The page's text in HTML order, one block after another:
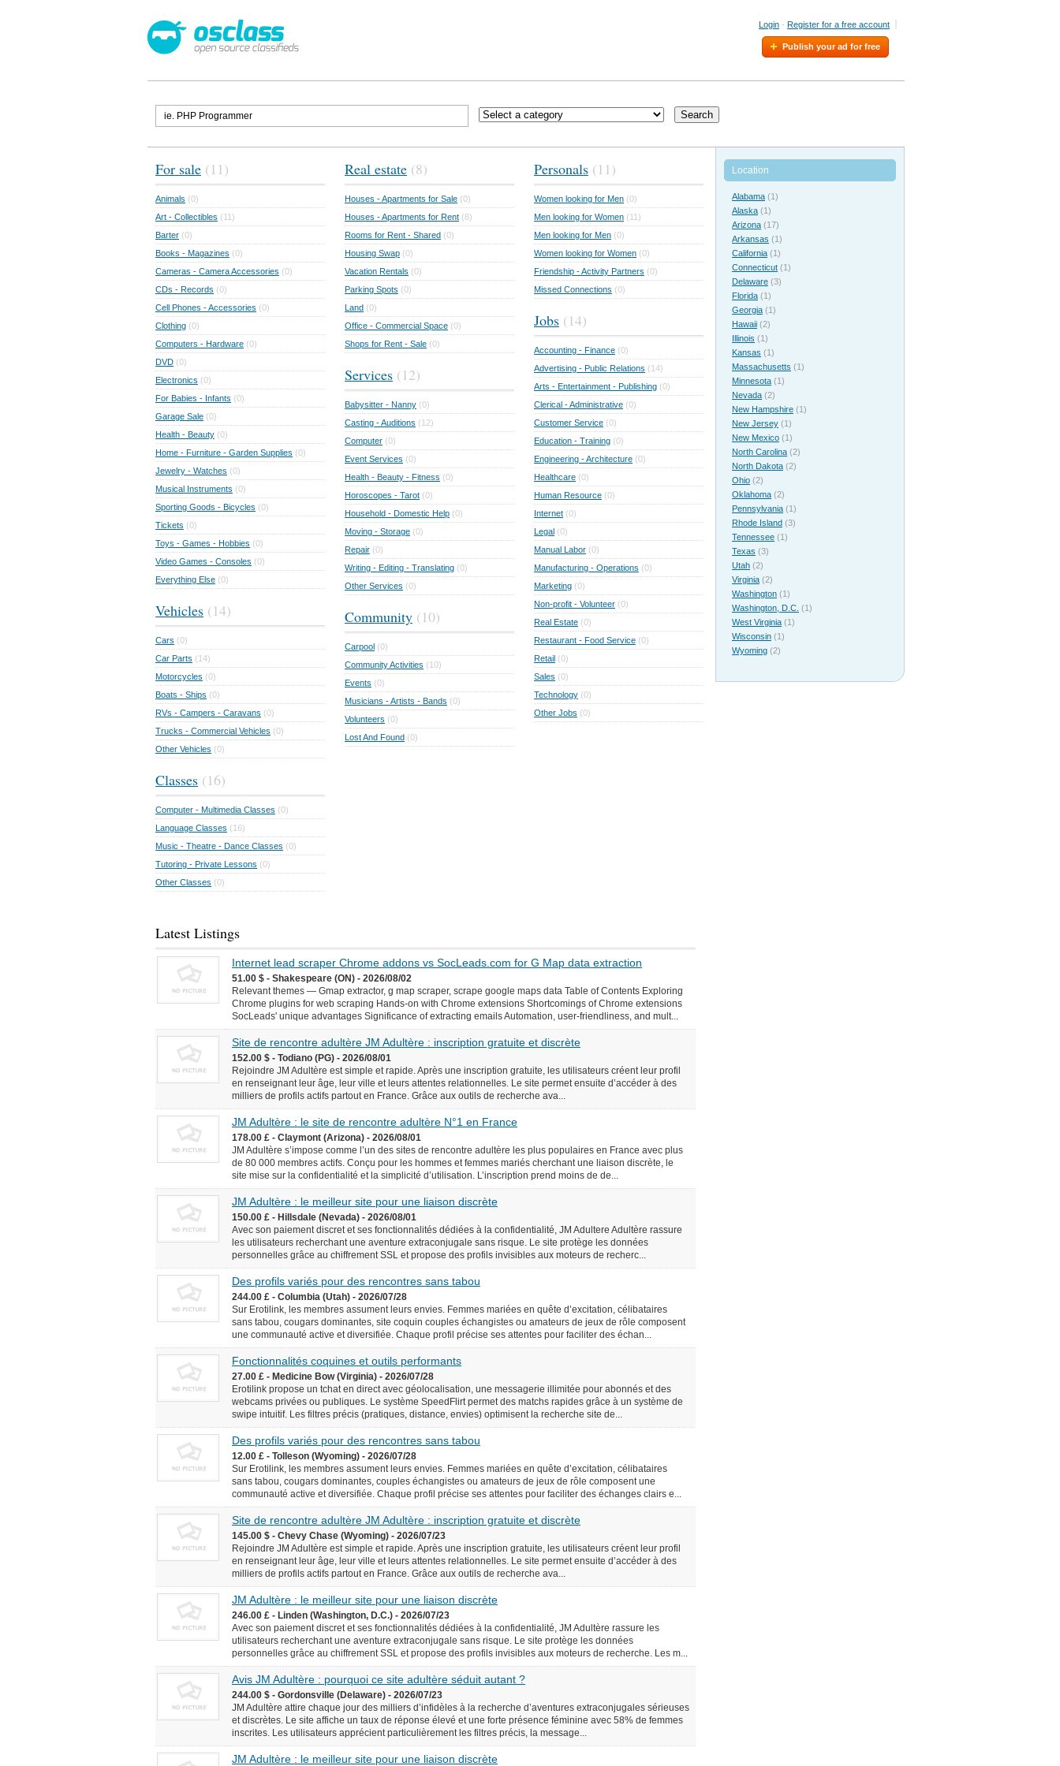
Login · Register for a free account
Publish your ad for free
Search
For sale (11)
Animals (0)
Art - Collectibles (11)
Barter (0)
Books - Magazines (0)
Cameras - Camera Accessories (0)
CDs - Records (0)
Cell Phones - Accessories (0)
Clothing (0)
Computers - Hardware (0)
DVD (0)
Electronics (0)
For Babies - Infants (0)
Garage Sale (0)
Health - Beauty (0)
Home - Furniture - Garden Supplies (0)
Jewelry - Watches (0)
Musical Instruments (0)
Sporting Goods - Bicycles (0)
Tickets (0)
Toys - Games - Hobbies (0)
Video Games - Consoles (0)
Everything Else (0)
Vehicles (14)
Cars (0)
Car Parts (14)
Motorcycles (0)
Boats - Ships (0)
RVs - Campers - Caravans (0)
Trucks - Commercial Vehicles (0)
Other Vehicles (0)
Classes (16)
Computer - Multimedia Classes (0)
Language Classes (16)
Music - Theatre - Dance Classes (0)
Tutoring - Private Lessons (0)
Other Classes (0)
Real estate (8)
Houses - Apartments for Sale (0)
Houses - Apartments for Rent (8)
Rooms for Rent - Shared (0)
Housing Swap (0)
Vacation Rentals (0)
Parking Spots (0)
Land (0)
Office - Commercial Space (0)
Shops for Rent - Sale (0)
Services (12)
Babysitter - Nanny (0)
Casting - Auditions (12)
Computer (0)
Event Services (0)
Health - Beauty - Fitness (0)
Horoscopes - Tarot (0)
Household - Domestic Help (0)
Moving - Storage (0)
Repair (0)
Writing - Editing - Translating (0)
Other Services (0)
Community (10)
Carpool (0)
Community Activities (10)
Events (0)
Musicians - Artists - Bands (0)
Volunteers (0)
Lost And Found (0)
Personals (11)
Women looking for Men (0)
Men looking for Women (11)
Men looking for Men (0)
Women looking for Women (0)
Friendship - Activity Partners (0)
Missed Connections (0)
Jobs (14)
Accounting - Finance (0)
Advertising - Public Relations (14)
Arts - Entertainment - Publishing (0)
Clerical - Administrative (0)
Customer Service (0)
Education - Training (0)
Engineering - Architecture (0)
Healthcare (0)
Human Resource (0)
Internet (0)
Legal (0)
Manual Labor (0)
Manufacturing - Operations (0)
Marketing (0)
Non-profit - Volunteer (0)
Real Estate (0)
Restaurant - Food Service (0)
Retail (0)
Sales (0)
Technology (0)
Other Jobs (0)
Latest Listings
Internet lead scraper Chrome addons vs SocLeads.com for G Map data extraction
51.00 $ - Shakespeare (ON) - 2026/08/02
Relevant themes — Gmap extractor, g map scraper, scrape google maps data Table of Contents Exploring
Chrome plugins for web scraping Hands-on with Chrome extensions Shortcomings of Chrome extensions
SocLeads' unique advantages Significance of extracting emails Automation, user-friendliness, and mult...
Site de rencontre adultère JM Adultère : inscription gratuite et discrète
152.00 $ - Todiano (PG) - 2026/08/01
Rejoindre JM Adultère est simple et rapide. Après une inscription gratuite, les utilisateurs créent leur profil
en renseignant leur âge, leur ville et leurs attentes relationnelles. Le site permet ensuite d’accéder à des
milliers de profils actifs partout en France. Grâce aux outils de recherche ava...
JM Adultère : le site de rencontre adultère N°1 en France
178.00 £ - Claymont (Arizona) - 2026/08/01
JM Adultère s’impose comme l’un des sites de rencontre adultère les plus populaires en France avec plus
de 80 000 membres actifs. Conçu pour les hommes et femmes mariés cherchant une liaison discrète, le
site mise sur la confidentialité et la simplicité d’utilisation. L’inscription prend moins de de...
JM Adultère : le meilleur site pour une liaison discrète
150.00 £ - Hillsdale (Nevada) - 2026/08/01
Avec son paiement discret et ses fonctionnalités dédiées à la confidentialité, JM Adultere Adultère rassure
les utilisateurs recherchant une aventure extraconjugale sans risque. Le site protège les données
personnelles grâce au chiffrement SSL et propose des profils invisibles aux moteurs de recherc...
Des profils variés pour des rencontres sans tabou
244.00 £ - Columbia (Utah) - 2026/07/28
Sur Erotilink, les membres assument leurs envies. Femmes mariées en quête d’excitation, célibataires
sans tabou, cougars dominantes, site coquin couples échangistes ou amateurs de jeux de rôle composent
une communauté active et diversifiée. Chaque profil précise ses attentes pour faciliter des échan...
Fonctionnalités coquines et outils performants
27.00 £ - Medicine Bow (Virginia) - 2026/07/28
Erotilink propose un tchat en direct avec géolocalisation, une messagerie illimitée pour abonnés et des
webcams privées ou publiques. Le système SpeedFlirt permet des matchs rapides grâce à un système de
swipe intuitif. Les filtres précis (pratiques, distance, envies) optimisent la recherche site de...
Des profils variés pour des rencontres sans tabou
12.00 £ - Tolleson (Wyoming) - 2026/07/28
Sur Erotilink, les membres assument leurs envies. Femmes mariées en quête d’excitation, célibataires
sans tabou, cougars dominantes, couples échangistes ou amateurs de jeux de rôle composent une
communauté active et diversifiée. Chaque profil précise ses attentes pour faciliter des échanges clairs e...
Site de rencontre adultère JM Adultère : inscription gratuite et discrète
145.00 $ - Chevy Chase (Wyoming) - 2026/07/23
Rejoindre JM Adultère est simple et rapide. Après une inscription gratuite, les utilisateurs créent leur profil
en renseignant leur âge, leur ville et leurs attentes relationnelles. Le site permet ensuite d’accéder à des
milliers de profils actifs partout en France. Grâce aux outils de recherche ava...
JM Adultère : le meilleur site pour une liaison discrète
246.00 £ - Linden (Washington, D.C.) - 2026/07/23
Avec son paiement discret et ses fonctionnalités dédiées à la confidentialité, JM Adultère rassure les
utilisateurs recherchant une aventure extraconjugale sans risque. Le site protège les données
personnelles grâce au chiffrement SSL et propose des profils invisibles aux moteurs de recherche. Les m...
Avis JM Adultère : pourquoi ce site adultère séduit autant ?
244.00 $ - Gordonsville (Delaware) - 2026/07/23
JM Adultère attire chaque jour des milliers d’infidèles à la recherche d’aventures extraconjugales sérieuses
et discrètes. Le site affiche un taux de réponse élevé et une forte présence féminine avec 58% de femmes
inscrites. Les utilisateurs apprécient particulièrement les filtres précis, la message...
JM Adultère : le meilleur site pour une liaison discrète
Location
Alabama (1)
Alaska (1)
Arizona (17)
Arkansas (1)
California (1)
Connecticut (1)
Delaware (3)
Florida (1)
Georgia (1)
Hawaii (2)
Illinois (1)
Kansas (1)
Massachusetts (1)
Minnesota (1)
Nevada (2)
New Hampshire (1)
New Jersey (1)
New Mexico (1)
North Carolina (2)
North Dakota (2)
Ohio (2)
Oklahoma (2)
Pennsylvania (1)
Rhode Island (3)
Tennessee (1)
Texas (3)
Utah (2)
Virginia (2)
Washington (1)
Washington, D.C. (1)
West Virginia (1)
Wisconsin (1)
Wyoming (2)